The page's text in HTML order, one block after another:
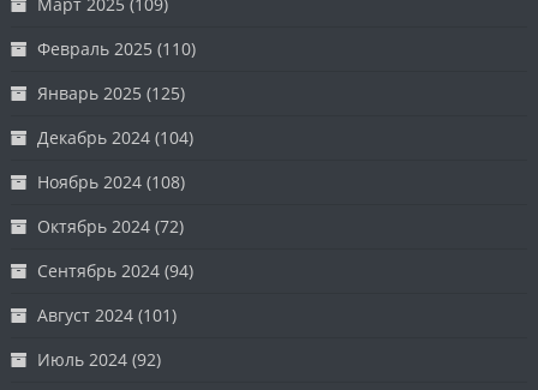
Февраль 2025 (110)
Январь 2025 (125)
Декабрь 2024 (104)
Ноябрь 2024 (108)
Октябрь 2024 (72)
Сентябрь 2024 (94)
Август 2024 (101)
Июль 2024 (92)